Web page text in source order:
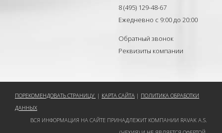
8 (495) 129-48-67
Ежедневно с 9:00 до 20:00
Обратный звонок
Реквизиты компании
ПОРЕКОМЕНДОВАТЬ СТРАНИЦУ | КАРТА САЙТА | ПОЛИТИКА ОБРАБОТКИ
ДАННЫХ
ВСЯ ИНФОРМАЦИЯ НА САЙТЕ ПРИНАДЛЕЖИТ КОМПАНИИ RAVAK A.S.